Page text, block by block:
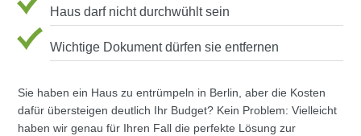
Haus darf nicht durchwühlt sein
Wichtige Dokument dürfen sie entfernen
Sie haben ein Haus zu entrümpeln in Berlin, aber die Kosten
dafür übersteigen deutlich Ihr Budget? Kein Problem: Vielleicht
haben wir genau für Ihren Fall die perfekte Lösung zur